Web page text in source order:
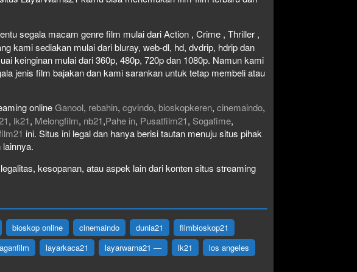
segala macam genre film mulai dari Action , Crime , Thriller ,
kami sediakan mulai dari bluray, web-dl, hd, dvdrip, hdrip dan
keinginan mulai dari 360p, 480p, 720p dan 1080p. Namun kami
jenis film bajakan dan kami sarankan untuk tetap membeli atau
onlineGanool, rebahin, cgvindo, bioskopkeren, cinemaindo,
, lk21, Melongfilm, nb21,Pahe in, Pusatfilm21, Sogafime,
ini. Situs ini legal dan hanya berisi tautan menuju situs pihak
kesopanan, atau aspek lain dari konten situs streaming
bioskop online cinemaindo dunia21
filmbioskop21
layarkaca21 layarwarna21 — lk21 los angeles